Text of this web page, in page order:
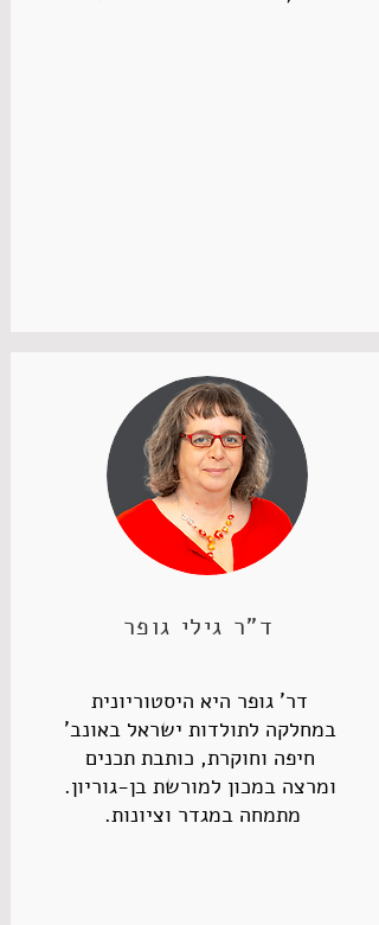
ד"ר גילי גופר
דר' גופר היא היסטוריונית
במחלקה לתולדות ישראל באונב'
חיפה וחוקרת, כותבת תכנים
ומרצה במכון למורשת בן-גוריון.
מתמחה במגדר וציונות.